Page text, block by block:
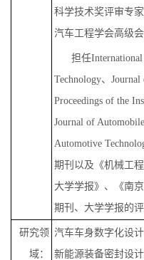
科学技术奖评审专
汽车工程学会高级
担任International
Technology、Journal
Proceedings of the
Journal of
Automotive
期刊以及《机械工
大学学报》、《南
期刊、大学学报的评
研究领
域：
汽车车身数字化设
新能源装备密封设